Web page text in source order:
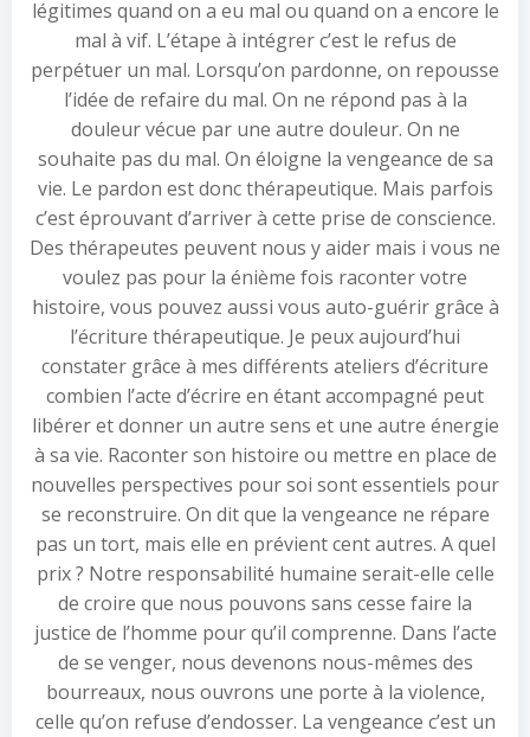
légitimes quand on a eu mal ou quand on a encore le
mal à vif. L’étape à intégrer c’est le refus de
perpétuer un mal. Lorsqu’on pardonne, on repousse
l’idée de refaire du mal. On ne répond pas à la
douleur vécue par une autre douleur. On ne
souhaite pas du mal. On éloigne la vengeance de sa
vie. Le pardon est donc thérapeutique. Mais parfois
c’est éprouvant d’arriver à cette prise de conscience.
Des thérapeutes peuvent nous y aider mais i vous ne
voulez pas pour la énième fois raconter votre
histoire, vous pouvez aussi vous auto-guérir grâce à
l’écriture thérapeutique. Je peux aujourd’hui
constater grâce à mes différents ateliers d’écriture
combien l’acte d’écrire en étant accompagné peut
libérer et donner un autre sens et une autre énergie
à sa vie. Raconter son histoire ou mettre en place de
nouvelles perspectives pour soi sont essentiels pour
se reconstruire. On dit que la vengeance ne répare
pas un tort, mais elle en prévient cent autres. A quel
prix ? Notre responsabilité humaine serait-elle celle
de croire que nous pouvons sans cesse faire la
justice de l’homme pour qu’il comprenne. Dans l’acte
de se venger, nous devenons nous-mêmes des
bourreaux, nous ouvrons une porte à la violence,
celle qu’on refuse d’endosser. La vengeance c’est un